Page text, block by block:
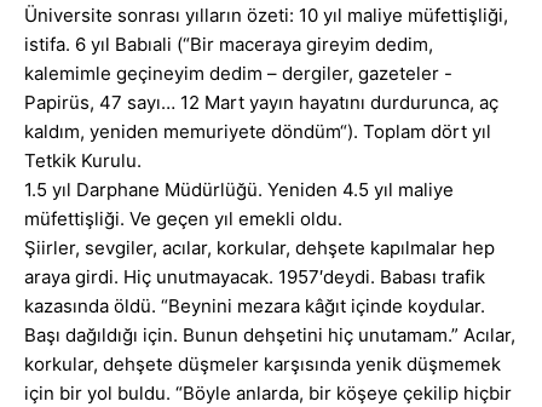
Üniversite sonrası yılların özeti: 10 yıl maliye müfettişliği,
istifa. 6 yıl Babıali (“Bir maceraya gireyim dedim,
kalemimle geçineyim dedim – dergiler, gazeteler -
Papirüs, 47 sayı… 12 Mart yayın hayatını durdurunca, aç
kaldım, yeniden memuriyete döndüm“). Toplam dört yıl
Tetkik Kurulu.
1.5 yıl Darphane Müdürlüğü. Yeniden 4.5 yıl maliye
müfettişliği. Ve geçen yıl emekli oldu.
Şiirler, sevgiler, acılar, korkular, dehşete kapılmalar hep
araya girdi. Hiç unutmayacak. 1957′deydi. Babası trafik
kazasında öldü. “Beynini mezara kâğıt içinde koydular.
Başı dağıldığı için. Bunun dehşetini hiç unutamam.” Acılar,
korkular, dehşete düşmeler karşısında yenik düşmemek
için bir yol buldu. “Böyle anlarda, bir köşeye çekilip hiçbir